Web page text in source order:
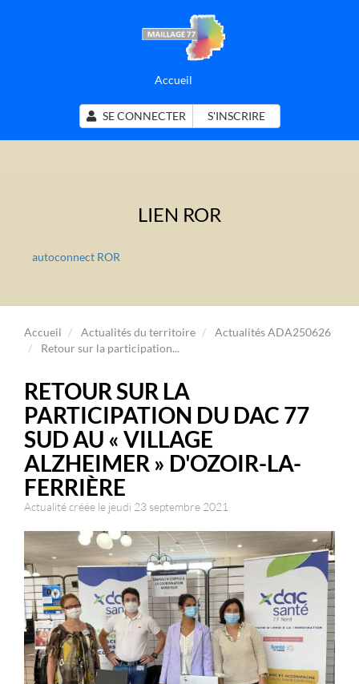
Accueil
SE CONNECTER S'INSCRIRE
LIEN ROR
autoconnect ROR
Accueil Actualités du territoire
Actualités ADA250626
Retour sur la participation...
RETOUR SUR LA
PARTICIPATION DU DAC 77
SUD AU « VILLAGE
ALZHEIMER » D'OZOIR-LA-
FERRIÈRE
Actualité créée le jeudi 23 septembre 2021